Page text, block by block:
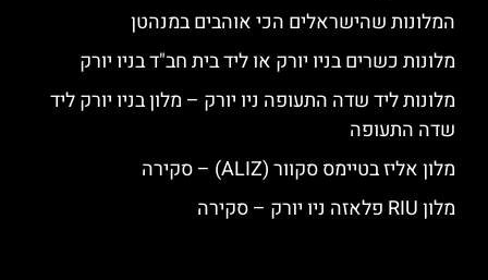
המלונות שהישראלים הכי אוהבים במנהטן
מלונות כשרים בניו יורק או ליד בית חב"ד בניו יורק
מלונות ליד שדה התעופה ניו יורק – מלון בניו יורק ליד
שדה התעופה
מלון אליז בטיימס סקוור (ALIZ) – סקירה
מלון RIU פלאזה ניו יורק – סקירה